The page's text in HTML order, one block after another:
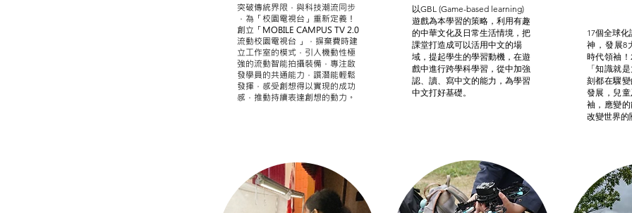
突破傳統界限，與科技潮流同步
，為「校園電視台」重新定義！
創立「MOBILE CAMPUS TV 2.0
流動校園電視台 」，摒棄費時建
立工作室的模式，引人機動性極
強的流動智能拍攝裝備，專注啟
發學員的共通能力，譔潛能輕鬆
發揮，感受創想得以實現的成功
感，推動持續表達創想的動力。
以GBL (Game-based learning)
遊戲為本學習的策略，利用有趣
的中華文化及日常生活情境，把
課堂打造成可以活用中文的場
域，提起學生的學習動機，在遊
戲中進行跨學科學習，從中加強
認、讀、寫中文的能力，為學習
中文打好基礎。
17個全球化
神，發展8
時代領袖
「知識就
刻都在驟
發展，兒
袖，應變
改變世界的